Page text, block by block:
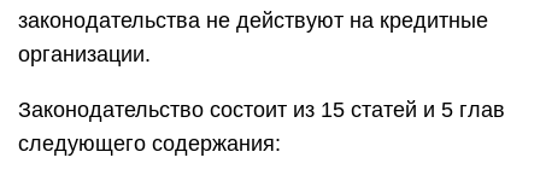
законодательства не действуют на кредитные
организации.
Законодательство состоит из 15 статей и 5 глав
следующего содержания: